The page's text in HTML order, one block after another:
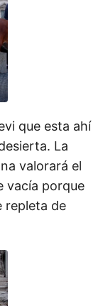
que esta ahí
La
valorará el
vacía porque
repleta de